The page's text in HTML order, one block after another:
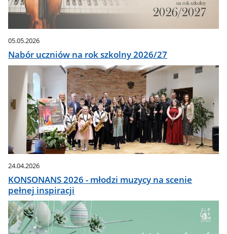
05.05.2026
Nabór uczniów na rok szkolny 2026/27
24.04.2026
KONSONANS 2026 - młodzi muzycy na scenie
pełnej inspiracji